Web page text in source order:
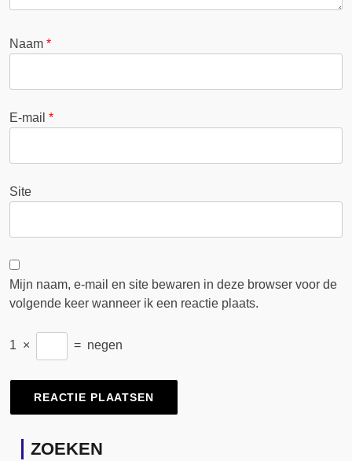
Naam *
E-mail *
Site
Mijn naam, e-mail en site bewaren in deze browser voor de
volgende keer wanneer ik een reactie plaats.
1 × = negen
ZOEKEN